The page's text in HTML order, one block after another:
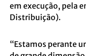
em execução, pela
Distribuição).
“Estamos perante